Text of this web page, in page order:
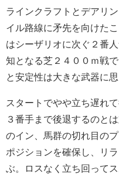
ラインクラフトとデアリ
イル路線に矛先を向けた
はシーザリオに次ぐ２番
知となる芝２４００ｍ戦
と安定性は大きな武器に思
スタートでやや立ち遅れ
３番手まで後退するのと
のイン、馬群の切れ目の
ポジションを確保し、リ
ぶ。ロスなく立ち回って